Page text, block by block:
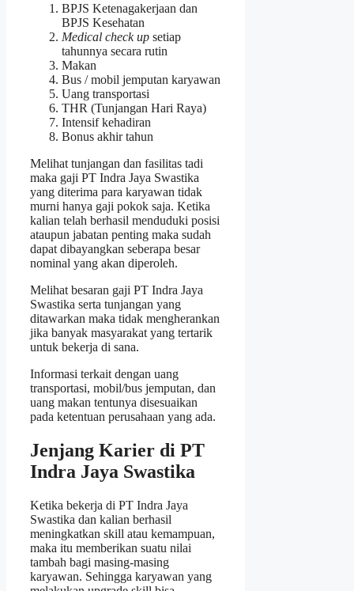
BPJS Ketenagakerjaan dan
BPJS Kesehatan
Medical check up setiap
tahunnya secara rutin
Makan
Bus / mobil jemputan karyawan
Uang transportasi
THR (Tunjangan Hari Raya)
Intensif kehadiran
Bonus akhir tahun
Melihat tunjangan dan fasilitas tadi
maka gaji PT Indra Jaya Swastika
yang diterima para karyawan tidak
murni hanya gaji pokok saja. Ketika
kalian telah berhasil menduduki posisi
ataupun jabatan penting maka sudah
dapat dibayangkan seberapa besar
nominal yang akan diperoleh.
Melihat besaran gaji PT Indra Jaya
Swastika serta tunjangan yang
ditawarkan maka tidak mengherankan
jika banyak masyarakat yang tertarik
untuk bekerja di sana.
Informasi terkait dengan uang
transportasi, mobil/bus jemputan, dan
uang makan tentunya disesuaikan
pada ketentuan perusahaan yang ada.
Jenjang Karier di PT
Indra Jaya Swastika
Ketika bekerja di PT Indra Jaya
Swastika dan kalian berhasil
meningkatkan skill atau kemampuan,
maka itu memberikan suatu nilai
tambah bagi masing-masing
karyawan. Sehingga karyawan yang